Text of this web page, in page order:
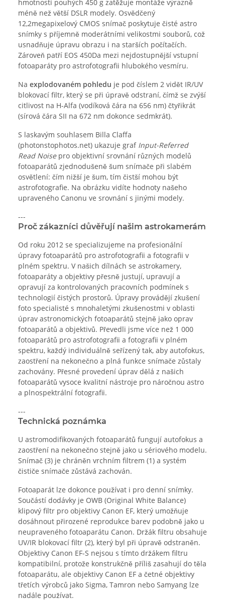
hmotností pouhých 450 g zatěžuje montáže výrazně
méně než větší DSLR modely. Osvědčený
12,2megapixelový CMOS snímač poskytuje čisté astro
snímky s příjemně moderátními velikostmi souborů, což
usnadňuje úpravu obrazu i na starších počítačích.
Zároveň patří EOS 450Da mezi nejdostupnější vstupní
fotoaparáty pro astrofotografii hlubokého vesmíru.
Na explodovaném pohledu je pod číslem 2 vidět IR/UV
blokovací filtr, který se při úpravě odstraní, čímž se zvýší
citlivost na H-Alfa (vodíková čára na 656 nm) čtyřikrát
(sírová čára SII na 672 nm dokonce sedmkrát).
S laskavým souhlasem Billa Claffa
(photonstophotos.net) ukazuje graf Input-Referred
Read Noisepro objektivní srovnání různých modelů
fotoaparátů zjednodušeně šum snímače při slabém
osvětlení: čím nižší je šum, tím čistší mohou být
astrofotografie. Na obrázku vidíte hodnoty našeho
upraveného Canonu ve srovnání s jinými modely.
---
Proč zákazníci důvěřují našim astrokamerám
Od roku 2012 se specializujeme na profesionální
úpravy fotoaparátů pro astrofotografii a fotografii v
plném spektru. V našich dílnách se astrokamery,
fotoaparáty a objektivy přesně justují, upravují a
opravují za kontrolovaných pracovních podmínek s
technologií čistých prostorů. Úpravy provádějí zkušení
foto specialisté s mnohaletými zkušenostmi v oblasti
úprav astronomických fotoaparátů stejně jako oprav
fotoaparátů a objektivů. Převedli jsme více než 1 000
fotoaparátů pro astrofotografii a fotografii v plném
spektru, každý individuálně seřízený tak, aby autofokus,
zaostření na nekonečno a plná funkce snímače zůstaly
zachovány. Přesné provedení úprav dělá z našich
fotoaparátů vysoce kvalitní nástroje pro náročnou astro
a plnospektrální fotografii.
---
Technická poznámka
U astromodifikovaných fotoaparátů fungují autofokus a
zaostření na nekonečno stejně jako u sériového modelu.
Snímač (3) je chráněn vrchním filtrem (1) a systém
čističe snímače zůstává zachován.
Fotoaparát lze dokonce používat i pro denní snímky.
Součástí dodávky je OWB (Original White Balance)
klipový filtr pro objektivy Canon EF, který umožňuje
dosáhnout přirozené reprodukce barev podobně jako u
neupraveného fotoaparátu Canon. Držák filtru obsahuje
UV/IR blokovací filtr (2), který byl při úpravě odstraněn.
Objektivy Canon EF-S nejsou s tímto držákem filtru
kompatibilní, protože konstrukčně příliš zasahují do těla
fotoaparátu, ale objektivy Canon EF a četné objektivy
třetích výrobců jako Sigma, Tamron nebo Samyang lze
nadále používat.